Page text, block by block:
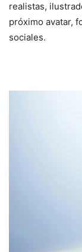
realistas,
próximo avatar,
sociales.